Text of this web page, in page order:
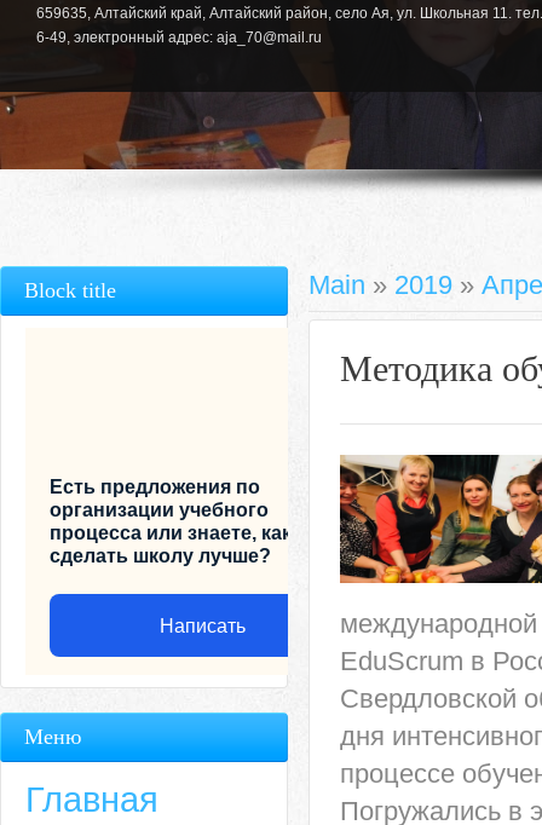
659635, Алтайский край, Алтайский район, село Ая, ул. Школьная 11.
6-49, электронный адрес: aja_70@mail.ru
Main » 2019 »
Методика
EduScrum в
Свердловской
дня
процессе
Погружались в
Block title
Есть предложения по
организации учебного
процесса или знаете, как
сделать школу лучше?
Написать
Меню
Главная